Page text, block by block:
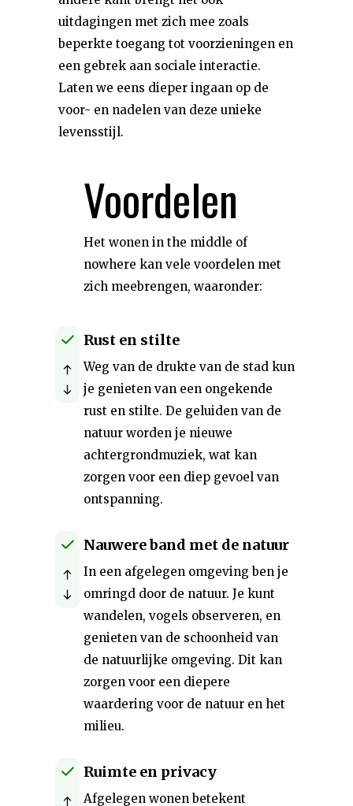
uitdagingen met zich mee zoals
beperkte toegang tot voorzieningen en
een gebrek aan sociale interactie.
Laten we eens dieper ingaan op de
voor- en nadelen van deze unieke
levensstijl.
Voordelen
Het wonen in the middle of
nowhere kan vele voordelen met
zich meebrengen, waaronder:
Rust en stilte
Weg van de drukte van de stad kun
je genieten van een ongekende
rust en stilte. De geluiden van de
natuur worden je nieuwe
achtergrondmuziek, wat kan
zorgen voor een diep gevoel van
ontspanning.
Nauwere band met de natuur
In een afgelegen omgeving ben je
omringd door de natuur. Je kunt
wandelen, vogels observeren, en
genieten van de schoonheid van
de natuurlijke omgeving. Dit kan
zorgen voor een diepere
waardering voor de natuur en het
milieu.
Ruimte en privacy
Afgelegen wonen betekent